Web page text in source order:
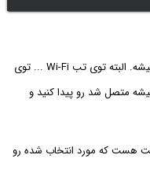
لیستی از شبکه ها براتون نمایش داده میشه. البته توی تب Wi-Fi ... توی
متصل شد رو پیدا کنید و
هست که مورد انتخاب شده رو